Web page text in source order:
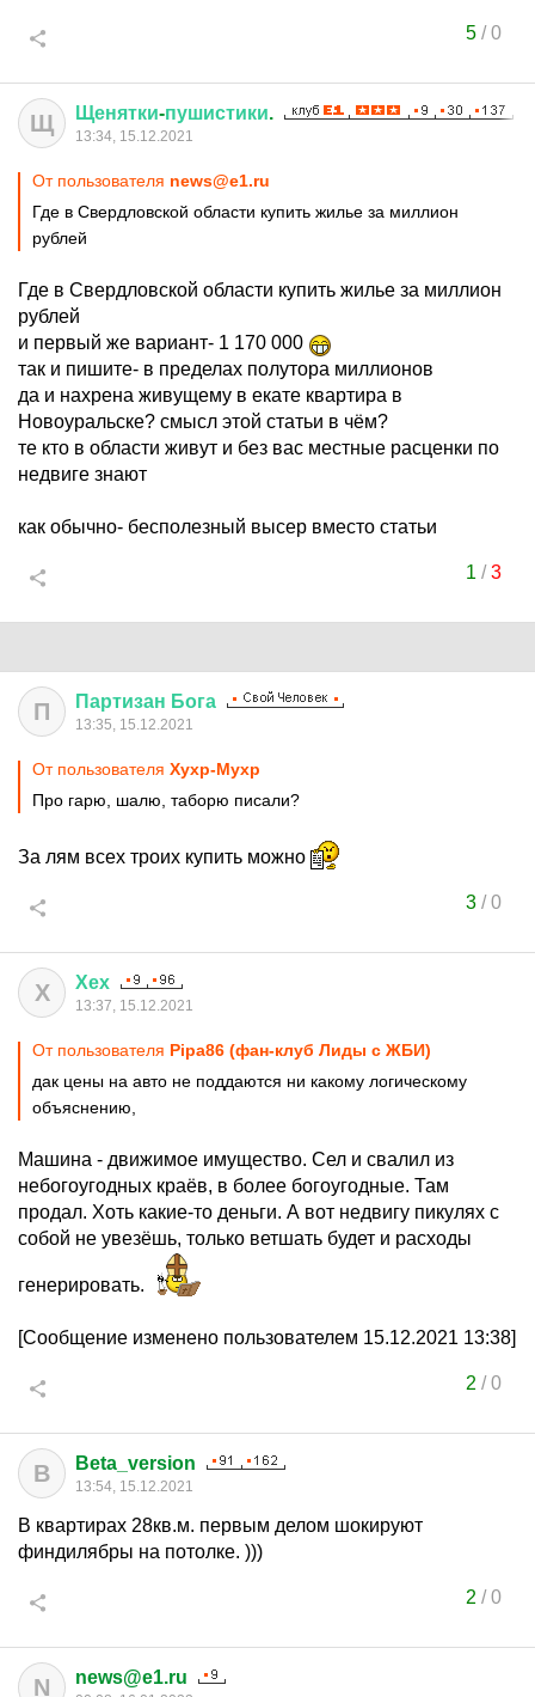
5/0
Щ Щенятки-пушистики.
13:34, 15.12.2021
От пользователя news@e1.ru
Где в Свердловской области купить жилье за миллион
рублей
Где в Свердловской области купить жилье за миллион
рублей
и первый же вариант- 1 170 000
так и пишите- в пределах полутора миллионов
да и нахрена живущему в екате квартира в
Новоуральске? смысл этой статьи в чём?
те кто в области живут и без вас местные расценки по
недвиге знают
как обычно- бесполезный высер вместо статьи
1 /3
П Партизан Бога
13:35, 15.12.2021
От пользователя Хухр-Мухр
Про гарю, шалю, таборю писали?
За лям всех троих купить можно
3/0
Х Хех
13:37, 15.12.2021
От пользователя Pipa86 (фан-клуб Лиды с ЖБИ)
дак цены на авто не поддаются ни какому логическому
объяснению,
Машина - движимое имущество. Сел и свалил из
небогоугодных краёв, в более богоугодные. Там
продал. Хоть какие-то деньги. А вот недвигу пикулях с
собой не увезёшь, только ветшать будет и расходы
генерировать.
[Сообщение изменено пользователем 15.12.2021 13:38]
2 /0
B Beta_version
13:54, 15.12.2021
В квартирах 28кв.м. первым делом шокируют
финдилябры на потолке. )))
2 /0
N news@e1.ru